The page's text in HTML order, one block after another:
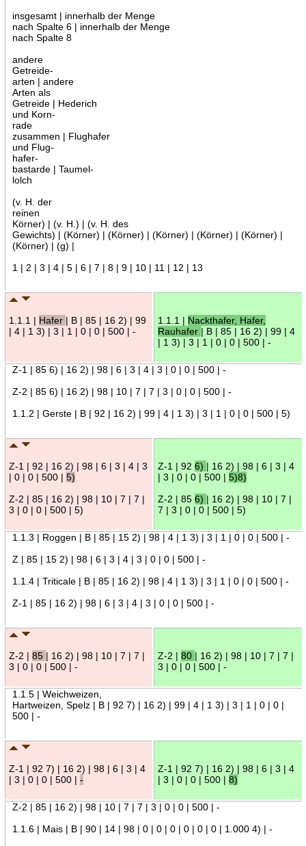
insgesamt | innerhalb der Menge
nach Spalte 6 | innerhalb der Menge
nach Spalte 8
andere
Getreide-
arten | andere
Arten als
Getreide | Hederich
und Korn-
rade
zusammen | Flughafer
und Flug-
hafer-
bastarde | Taumel-
lolch
(v. H. der
reinen
Körner) | (v. H.) | (v. H. des
Gewichts) | (Körner) | (Körner) | (Körner) | (Körner) | (Körner) |
(Körner) | (g) |
1 | 2 | 3 | 4 | 5 | 6 | 7 | 8 | 9 | 10 | 11 | 12 | 13
1.1.1 | Hafer | B | 85 | 16 2) | 99
| 4 | 1 3) | 3 | 1 | 0 | 0 | 500 | -
1.1.1 | Nackthafer, Hafer,
Rauhafer | B | 85 | 16 2) | 99 | 4
| 1 3) | 3 | 1 | 0 | 0 | 500 | -
Z-1 | 85 6) | 16 2) | 98 | 6 | 3 | 4 | 3 | 0 | 0 | 500 | -
Z-2 | 85 6) | 16 2) | 98 | 10 | 7 | 7 | 3 | 0 | 0 | 500 | -
1.1.2 | Gerste | B | 92 | 16 2) | 99 | 4 | 1 3) | 3 | 1 | 0 | 0 | 500 | 5)
Z-1 | 92 | 16 2) | 98 | 6 | 3 | 4 | 3
| 0 | 0 | 500 | 5)
Z-2 | 85 | 16 2) | 98 | 10 | 7 | 7 |
3 | 0 | 0 | 500 | 5)
Z-1 | 92 6) | 16 2) | 98 | 6 | 3 | 4
| 3 | 0 | 0 | 500 | 5)8)
Z-2 | 85 6) | 16 2) | 98 | 10 | 7 |
7 | 3 | 0 | 0 | 500 | 5)
1.1.3 | Roggen | B | 85 | 15 2) | 98 | 4 | 1 3) | 3 | 1 | 0 | 0 | 500 | -
Z | 85 | 15 2) | 98 | 6 | 3 | 4 | 3 | 0 | 0 | 500 | -
1.1.4 | Triticale | B | 85 | 16 2) | 98 | 4 | 1 3) | 3 | 1 | 0 | 0 | 500 | -
Z-1 | 85 | 16 2) | 98 | 6 | 3 | 4 | 3 | 0 | 0 | 500 | -
Z-2 | 85 | 16 2) | 98 | 10 | 7 | 7 |
3 | 0 | 0 | 500 | -
Z-2 | 80 | 16 2) | 98 | 10 | 7 | 7 |
3 | 0 | 0 | 500 | -
1.1.5 | Weichweizen,
Hartweizen, Spelz | B | 92 7) | 16 2) | 99 | 4 | 1 3) | 3 | 1 | 0 | 0 |
500 | -
Z-1 | 92 7) | 16 2) | 98 | 6 | 3 | 4
| 3 | 0 | 0 | 500 | -
Z-1 | 92 7) | 16 2) | 98 | 6 | 3 | 4
| 3 | 0 | 0 | 500 | 8)
Z-2 | 85 | 16 2) | 98 | 10 | 7 | 7 | 3 | 0 | 0 | 500 | -
1.1.6 | Mais | B | 90 | 14 | 98 | 0 | 0 | 0 | 0 | 0 | 0 | 1.000 4) | -